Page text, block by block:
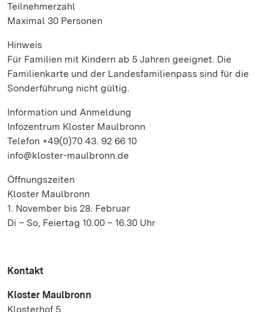
Teilnehmerzahl
Maximal 30 Personen
Hinweis
Für Familien mit Kindern ab 5 Jahren geeignet. Die
Familienkarte und der Landesfamilienpass sind für die
Sonderführung nicht gültig.
Information und Anmeldung
Infozentrum Kloster Maulbronn
Telefon +49(0)70 43. 92 66 10
info@kloster-maulbronn.de
Öffnungszeiten
Kloster Maulbronn
1. November bis 28. Februar
Di – So, Feiertag 10.00 – 16.30 Uhr
Kontakt
Kloster Maulbronn
Klosterhof 5